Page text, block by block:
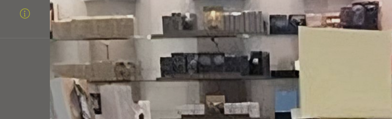
Nosotros
Servicios
Contáctanos
Portafolio
Creatividad